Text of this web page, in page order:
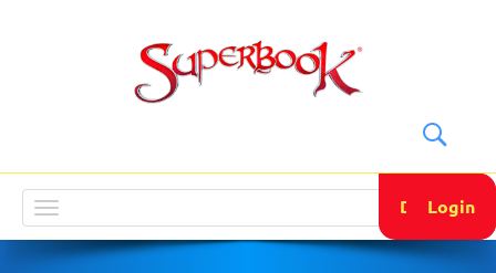
navigation
DONATE
Login